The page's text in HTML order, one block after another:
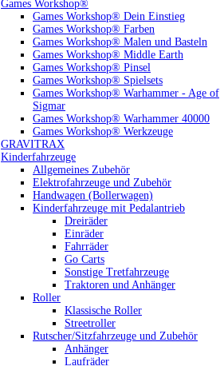
Games Workshop®
Games Workshop® Dein Einstieg
Games Workshop® Farben
Games Workshop® Malen und Basteln
Games Workshop® Middle Earth
Games Workshop® Pinsel
Games Workshop® Spielsets
Games Workshop® Warhammer - Age of
Sigmar
Games Workshop® Warhammer 40000
Games Workshop® Werkzeuge
GRAVITRAX
Kinderfahrzeuge
Allgemeines Zubehör
Elektrofahrzeuge und Zubehör
Handwagen (Bollerwagen)
Kinderfahrzeuge mit Pedalantrieb
Dreiräder
Einräder
Fahrräder
Go Carts
Sonstige Tretfahrzeuge
Traktoren und Anhänger
Roller
Klassische Roller
Streetroller
Rutscher/Sitzfahrzeuge und Zubehör
Anhänger
Laufräder